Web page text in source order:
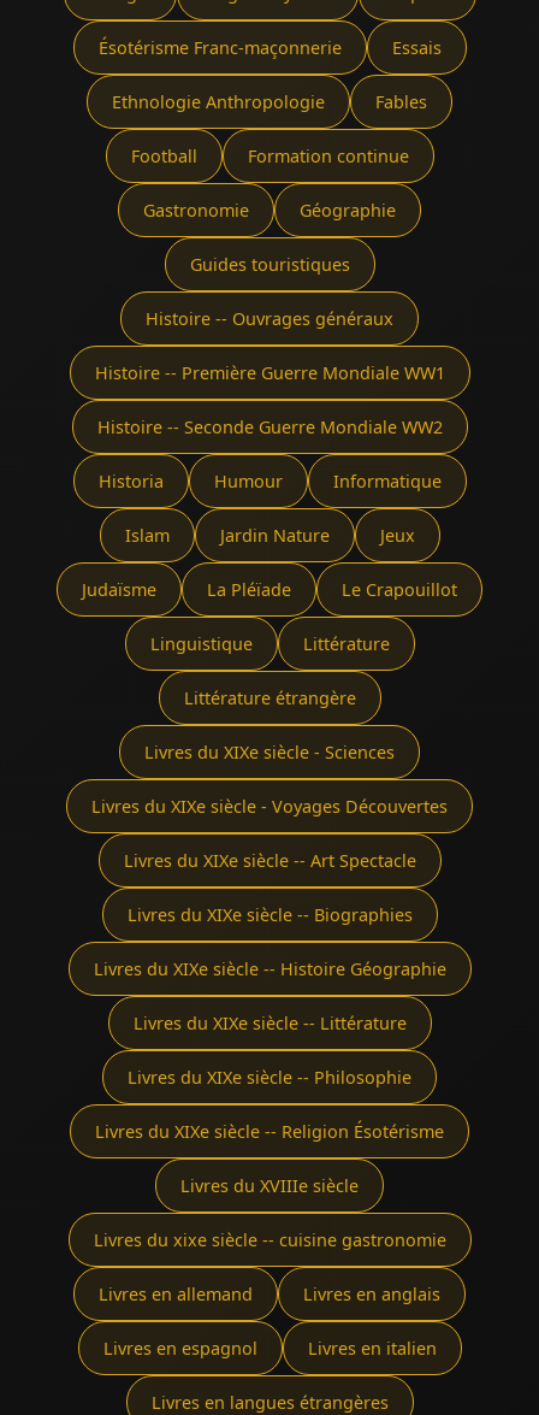
Ésotérisme Franc-maçonnerie Essais
Ethnologie Anthropologie Fables
Football Formation continue
Gastronomie Géographie
Guides touristiques
Histoire -- Ouvrages généraux
Histoire -- Première Guerre Mondiale WW1
Histoire -- Seconde Guerre Mondiale WW2
Historia Humour Informatique
Islam Jardin Nature Jeux
Judaïsme La Pléïade Le Crapouillot
Linguistique Littérature
Littérature étrangère
Livres du XIXe siècle - Sciences
Livres du XIXe siècle - Voyages Découvertes
Livres du XIXe siècle -- Art Spectacle
Livres du XIXe siècle -- Biographies
Livres du XIXe siècle -- Histoire Géographie
Livres du XIXe siècle -- Littérature
Livres du XIXe siècle -- Philosophie
Livres du XIXe siècle -- Religion Ésotérisme
Livres du XVIIIe siècle
Livres du xixe siècle -- cuisine gastronomie
Livres en allemand Livres en anglais
Livres en espagnol Livres en italien
Livres en langues étrangères